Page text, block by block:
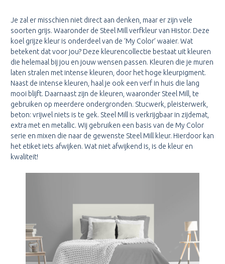
Je zal er misschien niet direct aan denken, maar er zijn vele
soorten grijs. Waaronder de Steel Mill verfkleur van Histor. Deze
koel grijze kleur is onderdeel van de ‘My Color’ waaier. Wat
betekent dat voor jou? Deze kleurencollectie bestaat uit kleuren
die helemaal bij jou en jouw wensen passen. Kleuren die je muren
laten stralen met intense kleuren, door het hoge kleurpigment.
Naast de intense kleuren, haal je ook een verf in huis die lang
mooi blijft. Daarnaast zijn de kleuren, waaronder Steel Mill, te
gebruiken op meerdere ondergronden. Stucwerk, pleisterwerk,
beton: vrijwel niets is te gek. Steel Mill is verkrijgbaar in zijdemat,
extra met en metallic. Wij gebruiken een basis van de My Color
serie en mixen die naar de gewenste Steel Mill kleur. Hierdoor kan
het etiket iets afwijken. Wat niet afwijkend is, is de kleur en
kwaliteit!